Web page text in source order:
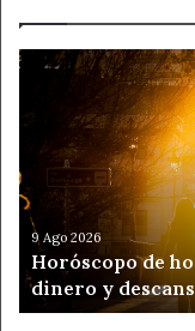
Horóscopo
09/08/2026:
decisiones,
dinero
y
descanso
9 Ago 2026
Horóscopo de
dinero y